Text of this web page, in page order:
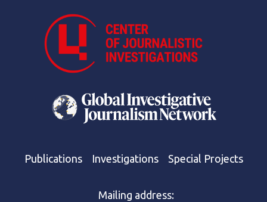
Publications Investigations Special Projects
Mailing address: